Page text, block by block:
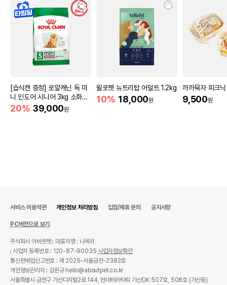
[습식캔 증정] 로얄캐닌 독 미
니 인도어 시니어 3kg 소화도
움
20% 39,000원
윌로펫 뉴트리탑 어덜트 1.2kg
10% 18,000원
까까묵자 피크
9,500원
서비스 이용약관 개인정보 처리방침 입점/제휴 문의 공지사항
PC버전으로 보기
주식회사 어바웃펫
대표자명 : 나옥귀
사업자 등록번호 : 120-87-90035사업자정보확인
통신판매업신고번호 : 제 2025-서울금천-2382호
개인정보관리자 : 김원규 hello@aboutpet.co.kr
서울특별시 금천구 가산디지털2로 144, 현대테라타워 가산DK 507호, 508호 (가산동)